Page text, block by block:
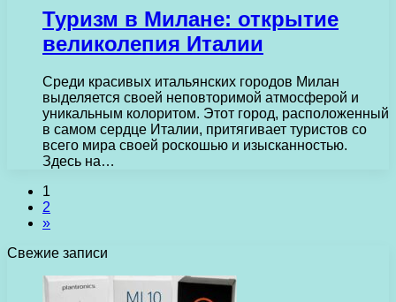
Туризм в Милане: открытие
великолепия Италии
Среди красивых итальянских городов Милан
выделяется своей неповторимой атмосферой и
уникальным колоритом. Этот город, расположенный
в самом сердце Италии, притягивает туристов со
всего мира своей роскошью и изысканностью.
Здесь на…
1
2
»
Свежие записи